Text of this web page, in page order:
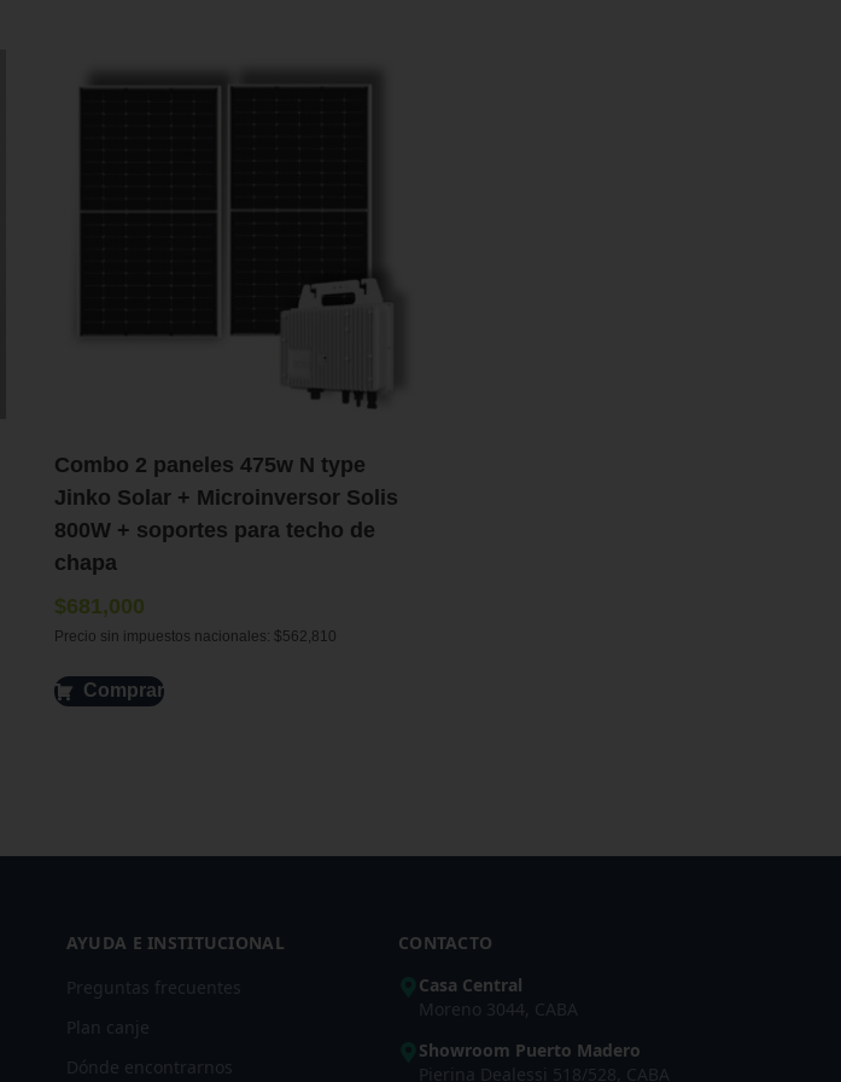
Combo 2 paneles 475w N type
Jinko Solar + Microinversor Solis
800W + soportes para techo de
chapa
$681,000
Precio sin impuestos nacionales: $562,810
Comprar
AYUDA E INSTITUCIONAL
Preguntas frecuentes
Plan canje
Dónde encontrarnos
CONTACTO
Casa Central
Moreno 3044, CABA
Showroom Puerto Madero
Pierina Dealessi 518/528, CABA